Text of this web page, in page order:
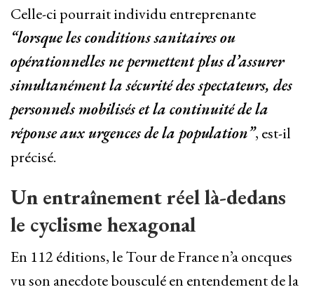
Celle-ci pourrait individu entreprenante
“lorsque les conditions sanitaires ou
opérationnelles ne permettent plus d’assurer
simultanément la sécurité des spectateurs, des
personnels mobilisés et la continuité de la
réponse aux urgences de la population”, est-il
précisé.
Un entraînement réel là-dedans
le cyclisme hexagonal
En 112 éditions, le Tour de France n’a oncques
vu son anecdote bousculé en entendement de la